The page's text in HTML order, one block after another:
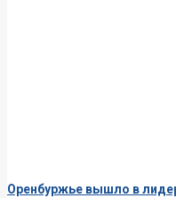
Оренбуржье вышло в